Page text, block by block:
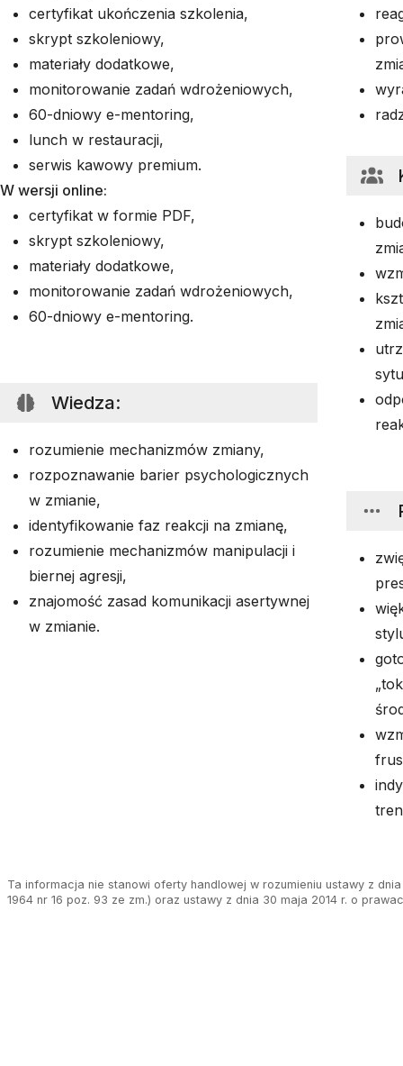
certyfikat ukończenia szkolenia,
skrypt szkoleniowy,
materiały dodatkowe,
monitorowanie zadań wdrożeniowych,
60-dniowy e-mentoring,
lunch w restauracji,
serwis kawowy premium.
W wersji online:
certyfikat w formie PDF,
skrypt szkoleniowy,
materiały dodatkowe,
monitorowanie zadań wdrożeniowych,
60-dniowy e-mentoring.
Wiedza:
rozumienie mechanizmów zmiany,
rozpoznawanie barier psychologicznych
w zmianie,
identyfikowanie faz reakcji na zmianę,
rozumienie mechanizmów manipulacji i
biernej agresji,
znajomość zasad komunikacji asertywnej
w zmianie.
Ta informacja nie stanowi oferty handlowej w rozumieniu ustawy z
1964 nr 16 poz. 93 ze zm.) oraz ustawy z dnia 30 maja 2014 r. o